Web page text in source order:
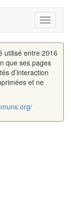
Toggle
utilisé entre 2016
que ses pages
d’interaction
et ne